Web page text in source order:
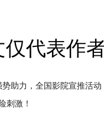
表作者
势助力，全国影院宣推活动
刺激！